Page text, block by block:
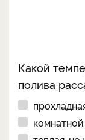
Какой
полива